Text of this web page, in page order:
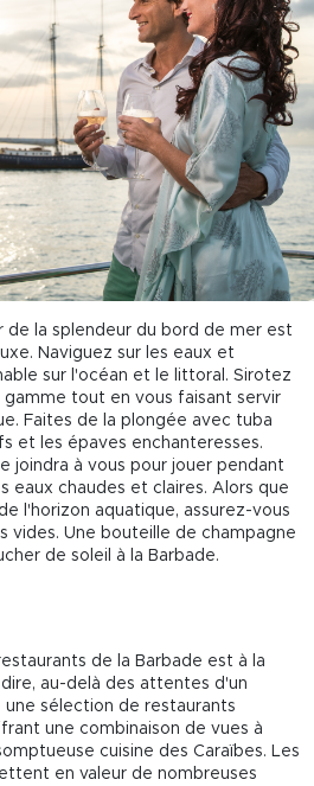
de la splendeur du bord de mer est
Naviguez sur les eaux et
sur l'océan et le littoral. Sirotez
gamme tout en vous faisant servir
Faites de la plongée avec tuba
et les épaves enchanteresses.
joindra à vous pour jouer pendant
eaux chaudes et claires. Alors que
l'horizon aquatique, assurez-vous
vides. Une bouteille de champagne
de soleil à la Barbade.
de la Barbade est à la
au-delà des attentes d'un
une sélection de restaurants
une combinaison de vues à
cuisine des Caraïbes. Les
en valeur de nombreuses